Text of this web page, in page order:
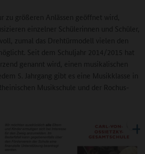
zu größeren Anlässen geöffnet wird,
einzelner Schülerinnen und Schüler,
zumal das Drehtürmodell vielen den
Seit dem Schuljahr 2014/2015 hat
genannt wird, einen musikalischen
5. Jahrgang gibt es eine Musikklasse in
Musikschule und der Rochus-